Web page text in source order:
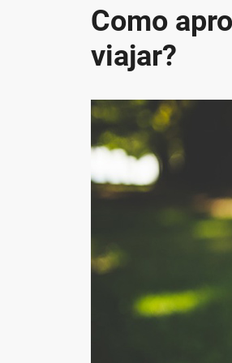
Como
viajar?